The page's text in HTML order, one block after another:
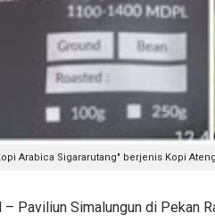
Arabica Sigararutang" berjenis Kopi
– Paviliun Simalungun di Pekan